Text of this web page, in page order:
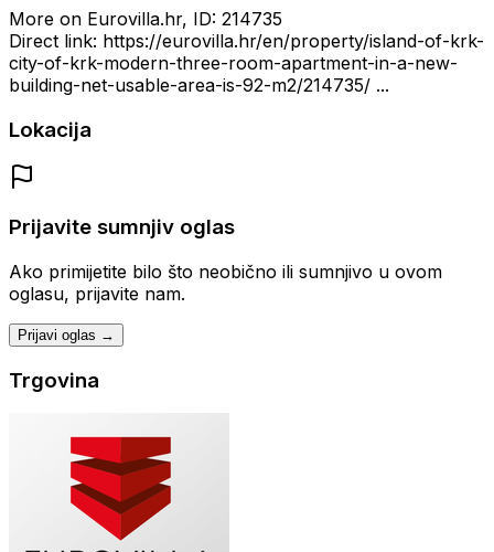
More on Eurovilla.hr, ID: 214735
Direct link: https://eurovilla.hr/en/property/island-of-krk-
city-of-krk-modern-three-room-apartment-in-a-new-
building-net-usable-area-is-92-m2/214735/ ...
Lokacija
Prijavite sumnjiv oglas
Ako primijetite bilo što neobično ili sumnjivo u ovom
oglasu, prijavite nam.
Prijavi oglas →
Trgovina